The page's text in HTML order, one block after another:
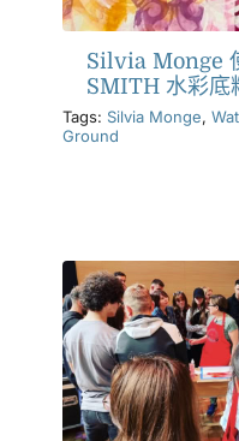
Silvia Monge
SMITH 水彩底
Tags: Silvia Monge,
Ground